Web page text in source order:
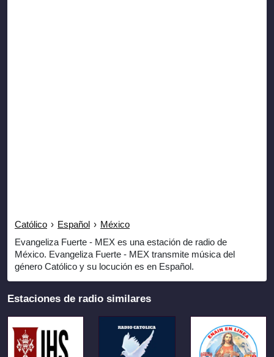
Católico › Español › México
Evangeliza Fuerte - MEX es una estación de radio de
México. Evangeliza Fuerte - MEX transmite música del
género Católico y su locución es en Español.
Estaciones de radio similares